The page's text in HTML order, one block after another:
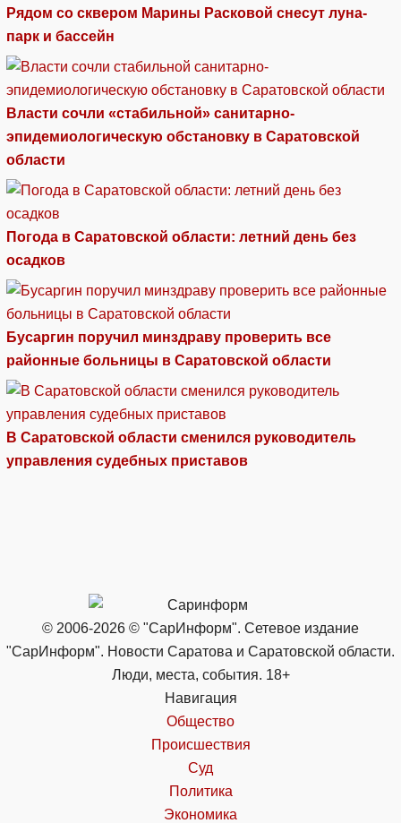
Рядом со сквером Марины Расковой снесут луна-
парк и бассейн
Власти сочли «стабильной» санитарно-
эпидемиологическую обстановку в Саратовской
области
Погода в Саратовской области: летний день без
осадков
Бусаргин поручил минздраву проверить все
районные больницы в Саратовской области
В Саратовской области сменился руководитель
управления судебных приставов
© 2006-2026 © "СарИнформ". Сетевое издание
"СарИнформ". Новости Саратова и Саратовской области.
Люди, места, события. 18+
Навигация
Общество
Происшествия
Суд
Политика
Экономика